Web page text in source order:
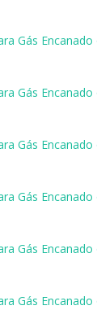
Gás
Gás
Gás
Gás
Gás
Gás